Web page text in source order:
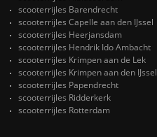
scooterrijles Barendrecht
scooterrijles Capelle aan den IJssel
scooterrijles Heerjansdam
scooterrijles Hendrik Ido Ambacht
scooterrijles Krimpen aan de Lek
scooterrijles Krimpen aan den IJssel
scooterrijles Papendrecht
scooterrijles Ridderkerk
scooterrijles Rotterdam